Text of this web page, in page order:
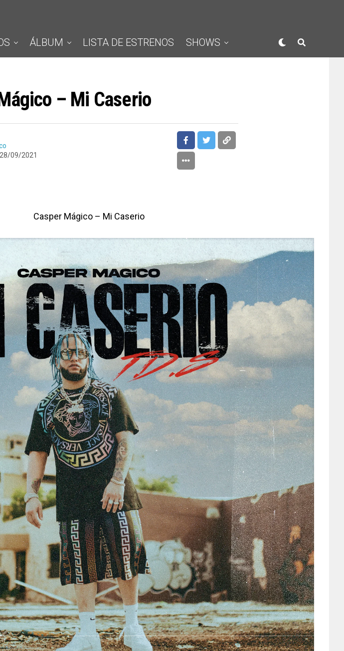
ÁLBUM LISTA DE ESTRENOS SHOWS
– Mi Caserio
28/09/2021
Casper Mágico – Mi Caserio